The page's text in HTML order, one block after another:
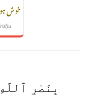
خوش
بِنَصْرِ